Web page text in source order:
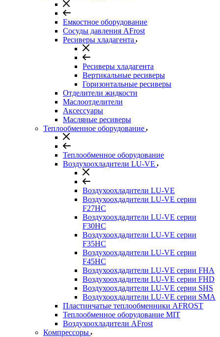
Емкостное оборудование
Сосуды давления AFrost
Ресиверы хладагента
Ресиверы хладагента
Вертикальные ресиверы
Горизонтальные ресиверы
Отделители жидкости
Маслоотделители
Аксессуары
Масляные ресиверы
Теплообменное оборудование
Теплообменное оборудование
Воздухоохладители LU-VE
Воздухоохладители LU-VE
Воздухоохдадители LU-VE серии
F27HC
Воздухоохдадители LU-VE серии
F30HC
Воздухоохдадители LU-VE серии
F35HC
Воздухоохдадители LU-VE серии
F45HC
Воздухоохдадители LU-VE серии FHA
Воздухоохдадители LU-VE серии FHD
Воздухоохдадители LU-VE серии SHS
Воздухоохдадители LU-VE серии SMA
Пластинчатые теплообменники AFROST
Теплообменное оборудование MIT
Воздухоохладители AFrost
Компрессоры